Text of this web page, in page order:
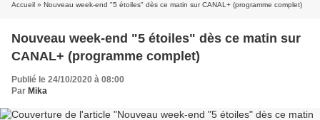
Accueil » Nouveau week-end "5 étoiles" dès ce matin sur CANAL+ (programme complet)
Nouveau week-end "5 étoiles" dès ce matin sur
CANAL+ (programme complet)
Publié le 24/10/2020 à 08:00
Par Mika